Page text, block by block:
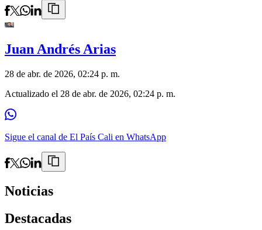
Juan Andrés Arias
28 de abr. de 2026, 02:24 p. m.
Actualizado el 28 de abr. de 2026, 02:24 p. m.
Sigue el canal de El País Cali en WhatsApp
Noticias
Destacadas